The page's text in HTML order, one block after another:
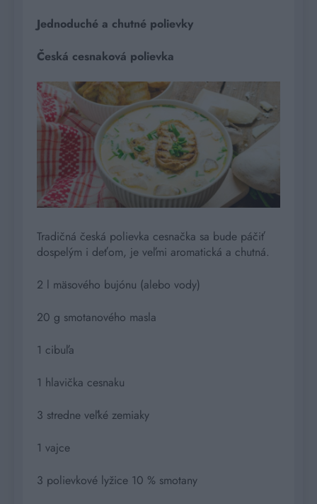
Jednoduché a chutné polievky
Česká cesnaková polievka
Tradičná česká polievka cesnačka sa bude páčiť
dospelým i deťom, je veľmi aromatická a chutná.
2 l mäsového bujónu (alebo vody)
20 g smotanového masla
1 cibuľa
1 hlavička cesnaku
3 stredne veľké zemiaky
1 vajce
3 polievkové lyžice 10 % smotany